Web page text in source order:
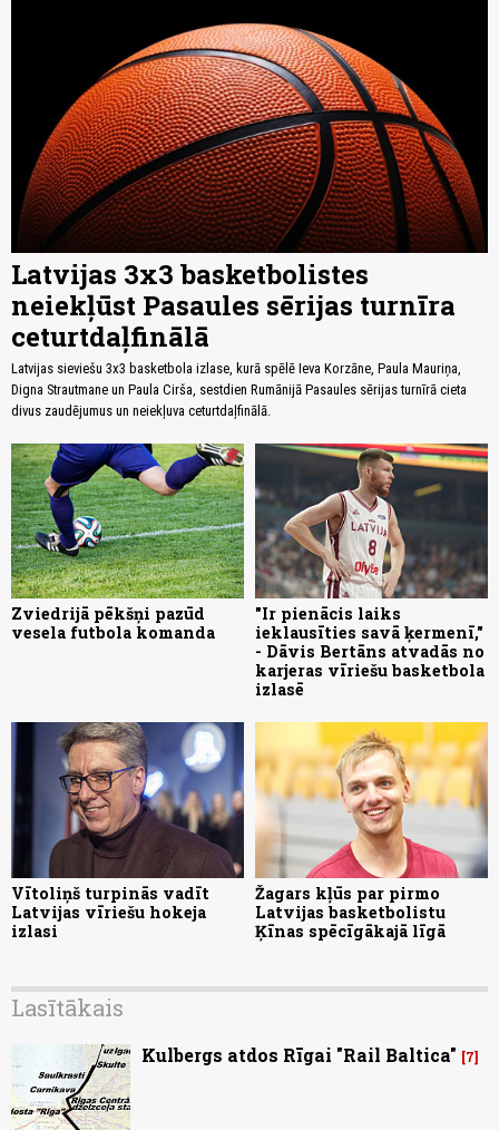
Latvijas 3x3 basketbolistes
neiekļūst Pasaules sērijas turnīra
ceturtdaļfinālā
Latvijas sieviešu 3x3 basketbola izlase, kurā spēlē Ieva Korzāne, Paula Mauriņa,
Digna Strautmane un Paula Cirša, sestdien Rumānijā Pasaules sērijas turnīrā cieta
divus zaudējumus un neiekļuva ceturtdaļfinālā.
Zviedrijā pēkšņi pazūd
vesela futbola komanda
"Ir pienācis laiks
ieklausīties savā ķermenī,"
- Dāvis Bertāns atvadās no
karjeras vīriešu basketbola
izlasē
Vītoliņš turpinās vadīt
Latvijas vīriešu hokeja
izlasi
Žagars kļūs par pirmo
Latvijas basketbolistu
Ķīnas spēcīgākajā līgā
Lasītākais
Kulbergs atdos Rīgai "Rail Baltica" 7